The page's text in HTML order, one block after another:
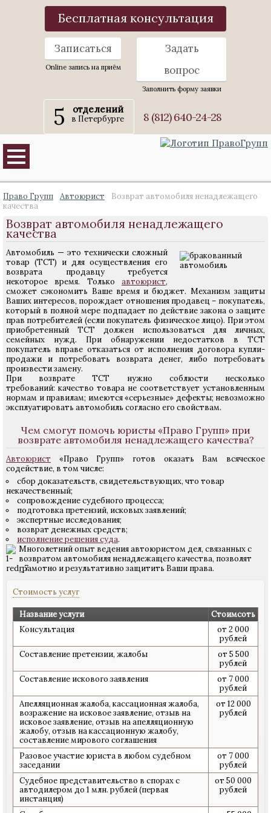
Бесплатная консультация
Записаться
Online запись на приём
Задать
вопрос
Заполнить форму заявки
5 отделений
в Петербурге 8 (812) 640-24-28
Право Групп Автоюрист
Возврат автомобиля ненадлежащего
качества
Возврат автомобиля ненадлежащего
качества
Автомобиль — это технически сложный
товар (ТСТ) и для осуществления его
возврата продавцу требуется
некоторое время. Только автоюрист,
сможет сэкономить Ваше время и бюджет. Механизм защиты
Ваших интересов, порождает отношения продавец – покупатель,
который в полной мере подпадает по действие закона о защите
прав потребителей (если покупатель физическое лицо). При этом
приобретенный ТСТ должен использоваться для личных,
семейных нужд. При обнаружении недостатков в ТСТ
покупатель вправе отказаться от исполнения договора купли-
продажи и потребовать возврата денег, либо потребовать
произвести замену.
При возврате ТСТ нужно соблюсти несколько
требований: качество товара не соответствует установленным
нормам и правилам; имеются «серьезные» дефекты; невозможно
эксплуатировать автомобиль согласно его свойствам.
Чем смогут помочь юристы «Право Групп» при
возврате автомобиля ненадлежащего качества?
Автоюрист «Право Групп» готов оказать Вам всяческое
содействие, в том числе:
сбор доказательств, свидетельствующих, что товар
некачественный;
сопровождение судебного процесса;
подготовка претензий, исковых заявлений;
экспертные исследования;
возврат денежных средств;
исполнение решения суда.
Многолетний опыт ведения автоюристом дел, связанных с
возвратом автомобиля ненадлежащего качества, позволят
грамотно и результативно защитить Ваши права.
Стоимость услуг
Название услуги
Стоимсоть
Консультация
от 2 000
рублей
Составление претензии, жалобы
от 5 500
рублей
Составление искового заявления
от 7 000
рублей
Апелляционная жалоба, кассационная жалоба,
возражение на исковое заявление, отзыв на
исковое заявление, отзыв на апелляционную
жалобу, отзыв на кассационную жалобу,
составление мирового соглашения
от 12 000
рублей
Разовое участие юриста в любом судебном
заседании
от 7 000
рублей
Судебное представительство в спорах с
автодилером до 1 млн. рублей (первая
инстанция)
от 50 000
рублей